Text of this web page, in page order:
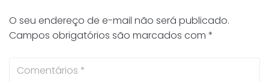
O seu endereço de e-mail não será publicado.
Campos obrigatórios são marcados com *